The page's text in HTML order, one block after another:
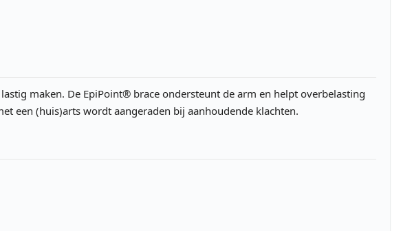
maken. De EpiPoint® brace ondersteunt de arm en helpt overbelasting
een (huis)arts wordt aangeraden bij aanhoudende klachten.